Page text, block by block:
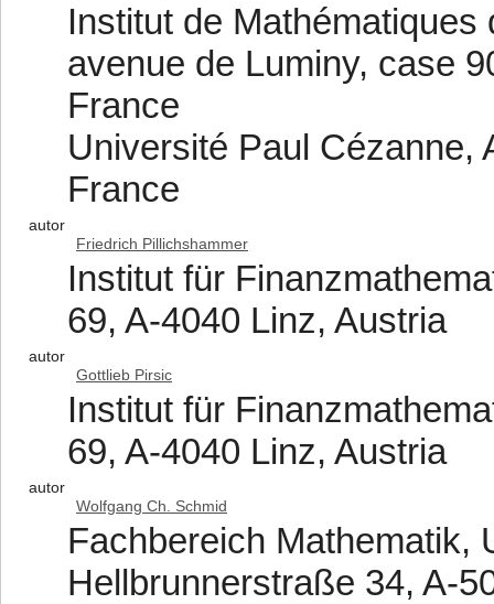
Institut de
avenue de Luminy, case
France
Université Paul Cézanne,
France
autor
Friedrich Pillichshammer
Institut für
69, A-4040 Linz, Austria
autor
Gottlieb Pirsic
Institut für
69, A-4040 Linz, Austria
autor
Wolfgang Ch. Schmid
Fachbereich Mathematik,
Hellbrunnerstraße 34, A-